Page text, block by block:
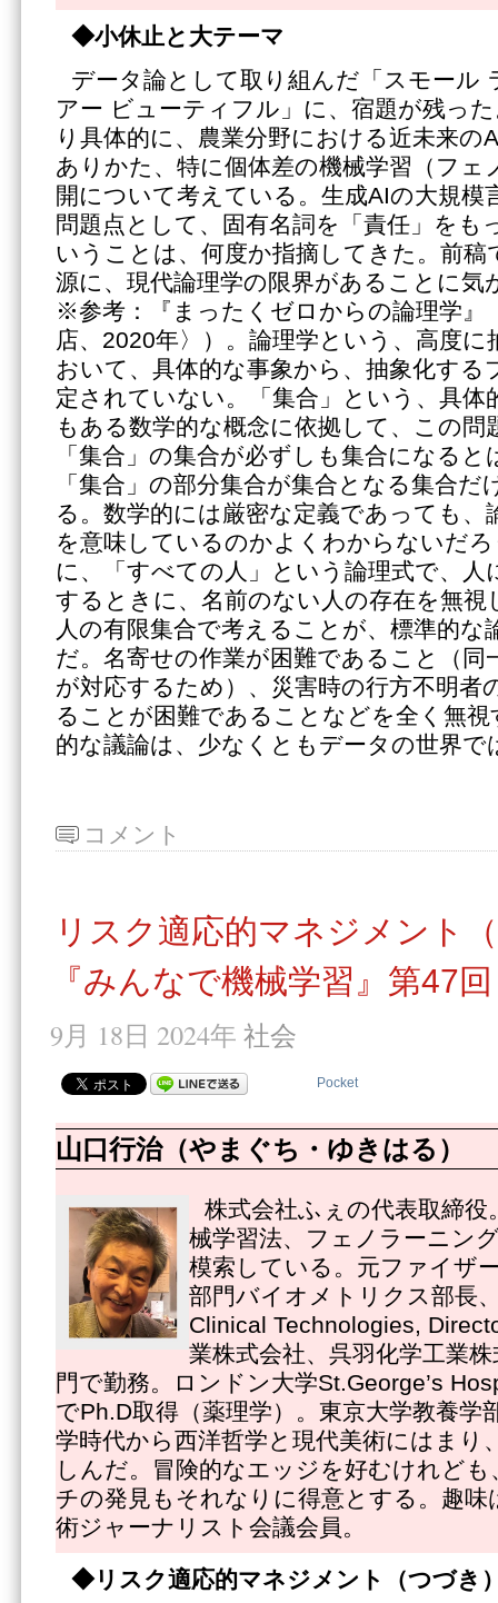
◆小休止と大テーマ
データ論として取り組んだ「スモール
アー ビューティフル」に、宿題が残っ
り具体的に、農業分野における近未来の
ありかた、特に個体差の機械学習（フ
開について考えている。生成AIの大規模
問題点として、固有名詞を「責任」をも
いうことは、何度か指摘してきた。前稿
源に、現代論理学の限界があることに気
※参考：『まったくゼロからの論理学』
店、2020年〉）。論理学という、高度に
おいて、具体的な事象から、抽象化する
定されていない。「集合」という、具体
もある数学的な概念に依拠して、この問
「集合」の集合が必ずしも集合になる
「集合」の部分集合が集合となる集合だ
る。数学的には厳密な定義であっても、
を意味しているのかよくわからないだ
に、「すべての人」という論理式で、人
するときに、名前のない人の存在を無視
人の有限集合で考えることが、標準的な
だ。名寄せの作業が困難であること（同
が対応するため）、災害時の行方不明者
ることが困難であることなどを全く無
的な議論は、少なくともデータの世界で
コメント
リスク適応的マネジメント
『みんなで機械学習』第47回
9月 18日 2024年 社会
Pocket
山口行治（やまぐち・ゆきはる）
株式会社ふぇの代表取締
械学習法、フェノラーニン
模索している。元ファイザ
部門バイオメトリクス部長
Clinical Technologies,
業株式会社、呉羽化学工業
門で勤務。ロンドン大学St.George’s
でPh.D取得（薬理学）。東京大学教養学
学時代から西洋哲学と現代美術にはまり
しんだ。冒険的なエッジを好むけれど
チの発見もそれなりに得意とする。趣味
術ジャーナリスト会議会員。
◆リスク適応的マネジメント（つづき